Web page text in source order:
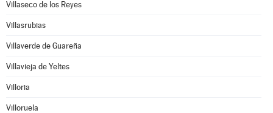
Villaseco de los Reyes
Villasrubias
Villaverde de Guareña
Villavieja de Yeltes
Villoria
Villoruela